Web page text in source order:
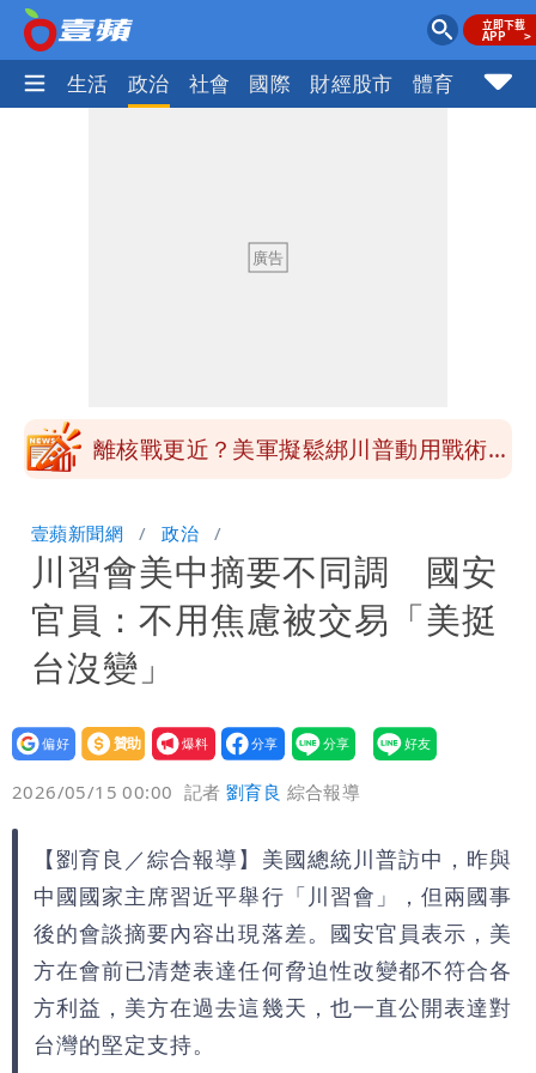
尚 生活 政治 社會 國際 財經股市 體育 壹蘋
姜厚任自爆「和女友前夫是好友」 駁斥
孫戀」 75歲男星傻淪小王一場空
離核戰更近？美軍擬鬆綁川普動用戰術性
周溼答答
Tim哥慘成淹水戶 貨物及電腦全泡水！
他崩潰喊完蛋
黑面嫁女席開200桌搞成演唱會 她嫌高
調轉為感動「這是他愛我的方式」
以色列媒體驚爆：伊朗最高領袖緊急送醫
台北山區升級「大豪雨」！基隆北海岸逢
大潮 恐海水倒灌
澎湖13兒女擠住10坪屋 媽帶補助款離
家！縣府出手了
經紀人強吻女藝人「我又沒伸舌頭」 連
法官都怒了：相當噁心
桃園復興宣布今停班課！全台放假情形一
次看
慈濟遭詐10億 他點名顏博文下台：認
錯有那麼難嗎？
颱風相當有感！海警持續到明晨 北部風
壹蘋新聞網 政治
川習會美中摘要不同調 國安
官員：不用焦慮被交易「美挺
台沒變」
設為
贊助
我要
爆料
2026/05/15 00:00 記者劉育良 綜合報導
【劉育良／綜合報導】美國總統川普訪中，昨與
中國國家主席習近平舉行「川習會」，但兩國事
後的會談摘要內容出現落差。國安官員表示，美
方在會前已清楚表達任何脅迫性改變都不符合各
方利益，美方在過去這幾天，也一直公開表達對
台灣的堅定支持。